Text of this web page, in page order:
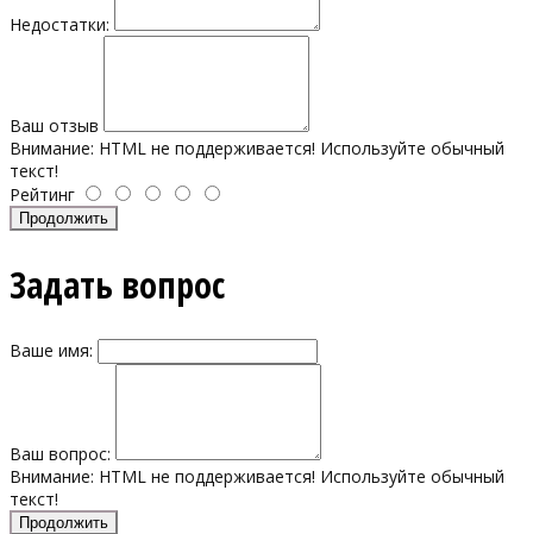
Недостатки:
Ваш отзыв
Внимание: HTML не поддерживается! Используйте обычный
текст!
Рейтинг
Продолжить
Задать вопрос
Ваше имя:
Ваш вопрос:
Внимание: HTML не поддерживается! Используйте обычный
текст!
Продолжить